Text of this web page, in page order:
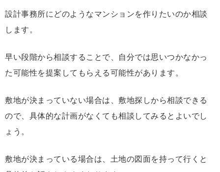
設計事務所にどのようなマンションを作りたいのか相談
します。
早い段階から相談することで、自分では思いつかなかっ
た可能性を提案してもらえる可能性があります。
敷地が決まっていない場合は、敷地探しから相談できる
ので、具体的な計画がなくても相談してみるとよいでし
ょう。
敷地が決まっている場合は、土地の図面を持って行くと